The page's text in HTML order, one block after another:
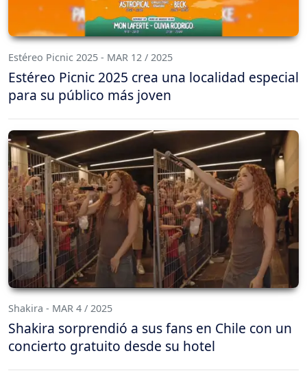
Estéreo Picnic 2025 - MAR 12 / 2025
Estéreo Picnic 2025 crea una localidad especial
para su público más joven
Shakira - MAR 4 / 2025
Shakira sorprendió a sus fans en Chile con un
concierto gratuito desde su hotel